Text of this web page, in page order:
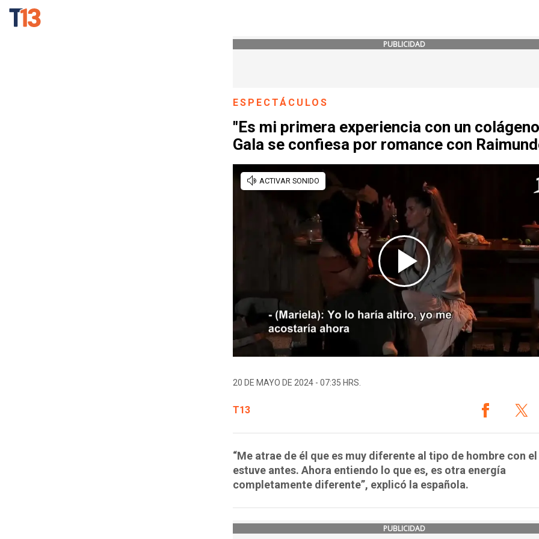
PUBLICIDAD
ESPECTÁCULOS
"Es mi primera experiencia con un
Gala se confiesa por romance con
20 DE MAYO DE 2024 - 07:35 HRS.
T13
“Me atrae de él que es muy diferente al tipo de hombre con
estuve antes. Ahora entiendo lo que es, es otra energía
completamente diferente”, explicó la española.
PUBLICIDAD